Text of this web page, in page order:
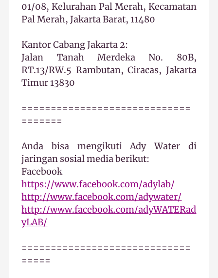
01/08, Kelurahan Pal Merah, Kecamatan
Pal Merah, Jakarta Barat, 11480
Kantor Cabang Jakarta 2:
Jalan Tanah Merdeka No. 80B,
RT.13/RW.5 Rambutan, Ciracas, Jakarta
Timur 13830
=============================
=======
Anda bisa mengikuti Ady Water di
jaringan sosial media berikut:
Facebook
https://www.facebook.com/adylab/
http://www.facebook.com/adywater/
http://www.facebook.com/adyWATERad
yLAB/
=============================
=====